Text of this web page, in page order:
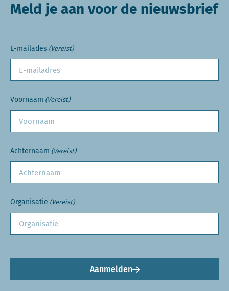
Meld je aan voor de nieuwsbrief
E-mailades (Vereist)
Voornaam (Vereist)
Achternaam (Vereist)
Organisatie (Vereist)
Aanmelden